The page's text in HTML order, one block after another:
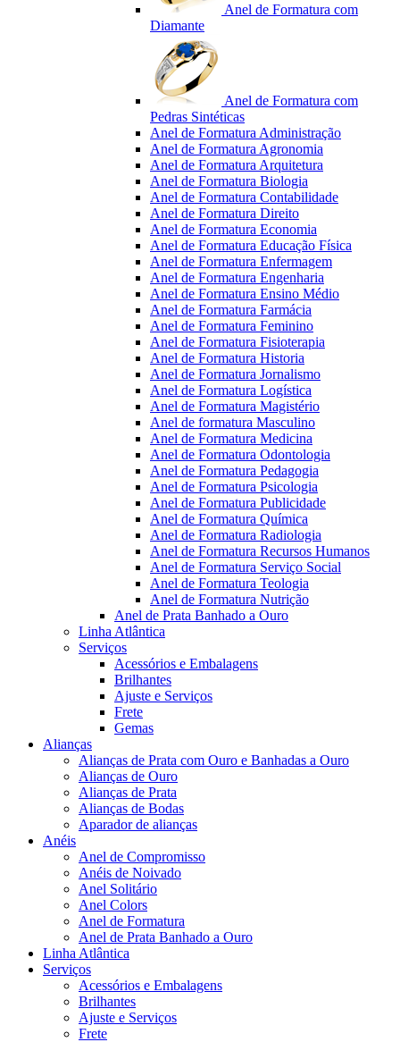
Anel de Formatura com
Diamante
Anel de Formatura com
Pedras Sintéticas
Anel de Formatura Administração
Anel de Formatura Agronomia
Anel de Formatura Arquitetura
Anel de Formatura Biologia
Anel de Formatura Contabilidade
Anel de Formatura Direito
Anel de Formatura Economia
Anel de Formatura Educação Física
Anel de Formatura Enfermagem
Anel de Formatura Engenharia
Anel de Formatura Ensino Médio
Anel de Formatura Farmácia
Anel de Formatura Feminino
Anel de Formatura Fisioterapia
Anel de Formatura Historia
Anel de Formatura Jornalismo
Anel de Formatura Logística
Anel de Formatura Magistério
Anel de formatura Masculino
Anel de Formatura Medicina
Anel de Formatura Odontologia
Anel de Formatura Pedagogia
Anel de Formatura Psicologia
Anel de Formatura Publicidade
Anel de Formatura Química
Anel de Formatura Radiologia
Anel de Formatura Recursos Humanos
Anel de Formatura Serviço Social
Anel de Formatura Teologia
Anel de Formatura Nutrição
Anel de Prata Banhado a Ouro
Linha Atlântica
Serviços
Acessórios e Embalagens
Brilhantes
Ajuste e Serviços
Frete
Gemas
Alianças
Alianças de Prata com Ouro e Banhadas a Ouro
Alianças de Ouro
Alianças de Prata
Alianças de Bodas
Aparador de alianças
Anéis
Anel de Compromisso
Anéis de Noivado
Anel Solitário
Anel Colors
Anel de Formatura
Anel de Prata Banhado a Ouro
Linha Atlântica
Serviços
Acessórios e Embalagens
Brilhantes
Ajuste e Serviços
Frete